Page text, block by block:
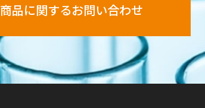
商品に関するお問い合わせ